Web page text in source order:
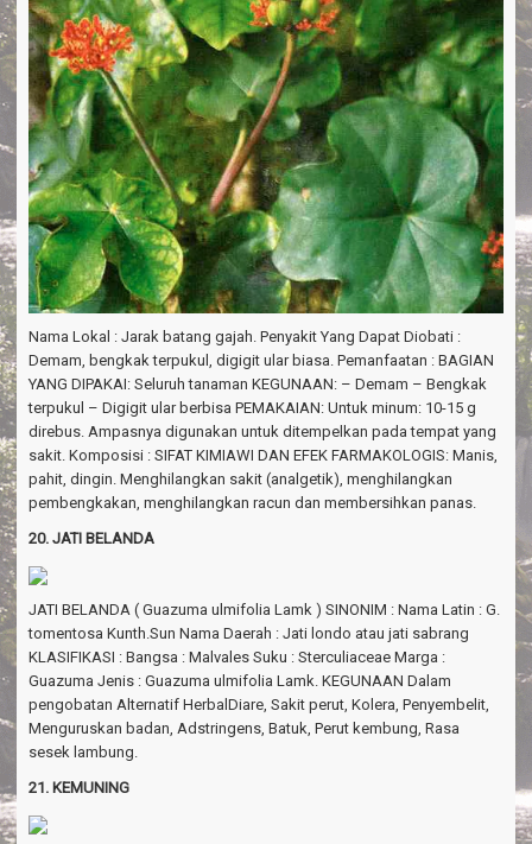
Nama Lokal : Jarak batang gajah. Penyakit Yang Dapat Diobati :
Demam, bengkak terpukul, digigit ular biasa. Pemanfaatan : BAGIAN
YANG DIPAKAI: Seluruh tanaman KEGUNAAN: – Demam – Bengkak
terpukul – Digigit ular berbisa PEMAKAIAN: Untuk minum: 10-15 g
direbus. Ampasnya digunakan untuk ditempelkan pada tempat yang
sakit. Komposisi : SIFAT KIMIAWI DAN EFEK FARMAKOLOGIS: Manis,
pahit, dingin. Menghilangkan sakit (analgetik), menghilangkan
pembengkakan, menghilangkan racun dan membersihkan panas.
20. JATI BELANDA
JATI BELANDA ( Guazuma ulmifolia Lamk ) SINONIM : Nama Latin : G.
tomentosa Kunth.Sun Nama Daerah : Jati londo atau jati sabrang
KLASIFIKASI : Bangsa : Malvales Suku : Sterculiaceae Marga :
Guazuma Jenis : Guazuma ulmifolia Lamk. KEGUNAAN Dalam
pengobatan Alternatif HerbalDiare, Sakit perut, Kolera, Penyembelit,
Menguruskan badan, Adstringens, Batuk, Perut kembung, Rasa
sesek lambung.
21. KEMUNING